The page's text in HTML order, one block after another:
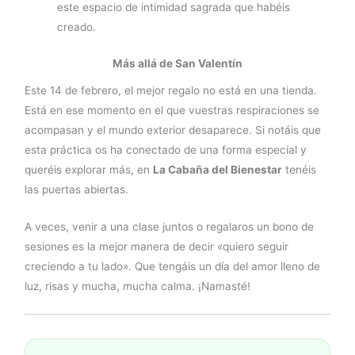
este espacio de intimidad sagrada que habéis
creado.
Más allá de San Valentín
Este 14 de febrero, el mejor regalo no está en una tienda.
Está en ese momento en el que vuestras respiraciones se
acompasan y el mundo exterior desaparece. Si notáis que
esta práctica os ha conectado de una forma especial y
queréis explorar más, en La Cabaña del Bienestar tenéis
las puertas abiertas.
A veces, venir a una clase juntos o regalaros un bono de
sesiones es la mejor manera de decir «quiero seguir
creciendo a tu lado». Que tengáis un día del amor lleno de
luz, risas y mucha, mucha calma. ¡Namasté!